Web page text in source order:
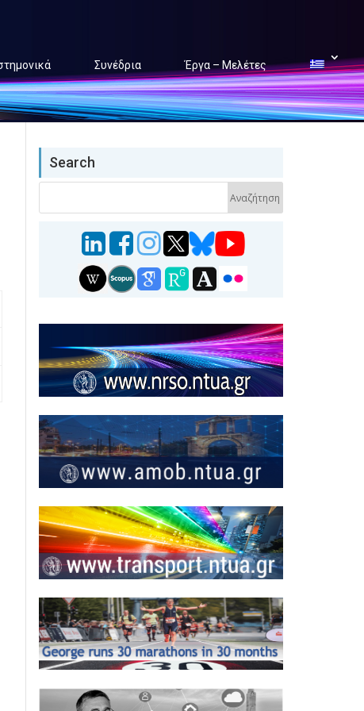
Συνέδρια Έργα – Μελέτες
Search